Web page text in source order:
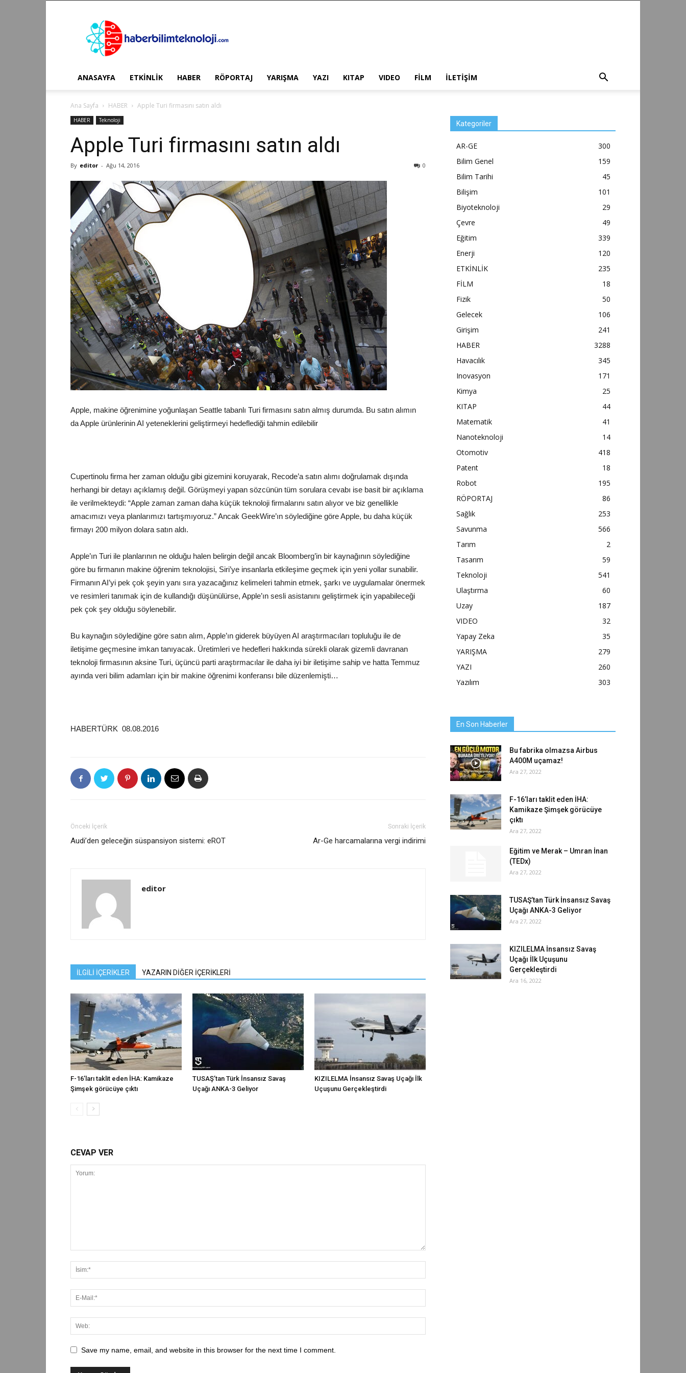
Haber
Bilim
Teknoloji
ANASAYFA ETKİNLİK HABER RÖPORTAJ YARIŞMA YAZI KITAP VIDEO FİLM İLETİŞİM
Ana Sayfa HABER Apple Turi firmasını satın aldı
HABER Teknoloji
Apple Turi firmasını satın aldı
By editor - Ağu 14, 2016 0
Apple, makine öğrenimine yoğunlaşan Seattle tabanlı Turi firmasını satın almış durumda. Bu satın alımın
da Apple ürünlerinin AI yeteneklerini geliştirmeyi hedeflediği tahmin edilebilir
Cupertinolu firma her zaman olduğu gibi gizemini koruyarak, Recode’a satın alımı doğrulamak dışında
herhangi bir detayı açıklamış değil. Görüşmeyi yapan sözcünün tüm sorulara cevabı ise basit bir açıklama
ile verilmekteydi: “Apple zaman zaman daha küçük teknoloji firmalarını satın alıyor ve biz genellikle
amacımızı veya planlarımızı tartışmıyoruz.” Ancak GeekWire’ın söylediğine göre Apple, bu daha küçük
firmayı 200 milyon dolara satın aldı.
Apple’ın Turi ile planlarının ne olduğu halen belirgin değil ancak Bloomberg’in bir kaynağının söylediğine
göre bu firmanın makine öğrenim teknolojisi, Siri’ye insanlarla etkileşime geçmek için yeni yollar sunabilir.
Firmanın AI’yi pek çok şeyin yanı sıra yazacağınız kelimeleri tahmin etmek, şarkı ve uygulamalar önermek
ve resimleri tanımak için de kullandığı düşünülürse, Apple’ın sesli asistanını geliştirmek için yapabileceği
pek çok şey olduğu söylenebilir.
Bu kaynağın söylediğine göre satın alım, Apple’ın giderek büyüyen AI araştırmacıları topluluğu ile de
iletişime geçmesine imkan tanıyacak. Üretimleri ve hedefleri hakkında sürekli olarak gizemli davranan
teknoloji firmasının aksine Turi, üçüncü parti araştırmacılar ile daha iyi bir iletişime sahip ve hatta Temmuz
ayında veri bilim adamları için bir makine öğrenimi konferansı bile düzenlemişti…
HABERTÜRK 08.08.2016
Önceki İçerik
Audi’den geleceğin süspansiyon sistemi: eROT
Sonraki İçerik
Ar-Ge harcamalarına vergi indirimi
editor
İLGİLİ İÇERİKLER YAZARIN DİĞER İÇERİKLERİ
F-16’ları taklit eden İHA: Kamikaze
Şimşek görücüye çıktı
TUSAŞ’tan Türk İnsansız Savaş
Uçağı ANKA-3 Geliyor
KIZILELMA İnsansız Savaş Uçağı İlk
Uçuşunu Gerçekleştirdi
CEVAP VER
Save my name, email, and website in this browser for the next time I comment.
Kategoriler
AR-GE
300
Bilim Genel
159
Bilim Tarihi
45
Bilişim
101
Biyoteknoloji
29
Çevre
49
Eğitim
339
Enerji
120
ETKİNLİK
235
FİLM
18
Fizik
50
Gelecek
106
Girişim
241
HABER
3288
Havacılık
345
Inovasyon
171
Kimya
25
KITAP
44
Matematik
41
Nanoteknoloji
14
Otomotiv
418
Patent
18
Robot
195
RÖPORTAJ
86
Sağlık
253
Savunma
566
Tarım
2
Tasarım
59
Teknoloji
541
Ulaştırma
60
Uzay
187
VIDEO
32
Yapay Zeka
35
YARIŞMA
279
YAZI
260
Yazılım
303
En Son Haberler
Bu fabrika olmazsa Airbus
A400M uçamaz!
Ara 27, 2022
F-16’ları taklit eden İHA:
Kamikaze Şimşek görücüye
çıktı
Ara 27, 2022
Eğitim ve Merak – Umran İnan
(TEDx)
Ara 27, 2022
TUSAŞ’tan Türk İnsansız Savaş
Uçağı ANKA-3 Geliyor
Ara 27, 2022
KIZILELMA İnsansız Savaş
Uçağı İlk Uçuşunu
Gerçekleştirdi
Ara 16, 2022